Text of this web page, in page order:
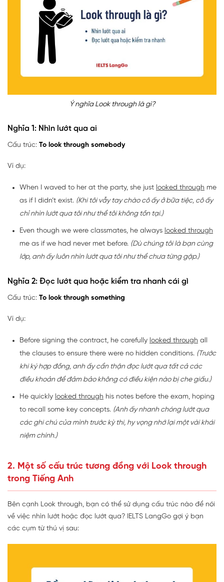
Ý nghĩa Look through là gì?
Nghĩa 1: Nhìn lướt qua ai
Cấu trúc: To look through somebody
Ví dụ:
When I waved to her at the party, she just looked through me
as if I didn’t exist. (Khi tôi vẫy tay chào cô ấy ở bữa tiệc, cô ấy
chỉ nhìn lướt qua tôi như thể tôi không tồn tại.)
Even though we were classmates, he always looked through
me as if we had never met before. (Dù chúng tôi là bạn cùng
lớp, anh ấy luôn nhìn lướt qua tôi như thể chưa từng gặp.)
Nghĩa 2: Đọc lướt qua hoặc kiểm tra nhanh cái gì
Cấu trúc: To look through something
Ví dụ:
Before signing the contract, he carefully looked through all
the clauses to ensure there were no hidden conditions. (Trước
khi ký hợp đồng, anh ấy cẩn thận đọc lướt qua tất cả các
điều khoản để đảm bảo không có điều kiện nào bị che giấu.)
He quickly looked through his notes before the exam, hoping
to recall some key concepts. (Anh ấy nhanh chóng lướt qua
các ghi chú của mình trước kỳ thi, hy vọng nhớ lại một vài khái
niệm chính.)
2. Một số cấu trúc tương đồng với Look through
trong Tiếng Anh
Bên cạnh Look through, bạn có thể sử dụng cấu trúc nào để nói
về việc nhìn lướt hoặc đọc lướt qua? IELTS LangGo gợi ý bạn
các cụm từ thú vị sau: